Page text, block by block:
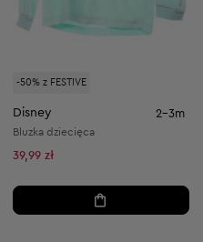
-50% z FESTIVE
Disney 2-3m
Bluzka dziecięca
39,99 zł